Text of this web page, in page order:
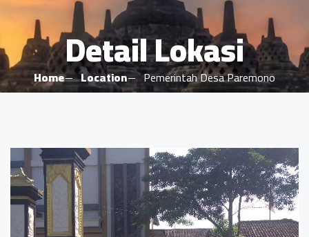
Detail Lokasi
Home Location Pemerintah Desa Paremono